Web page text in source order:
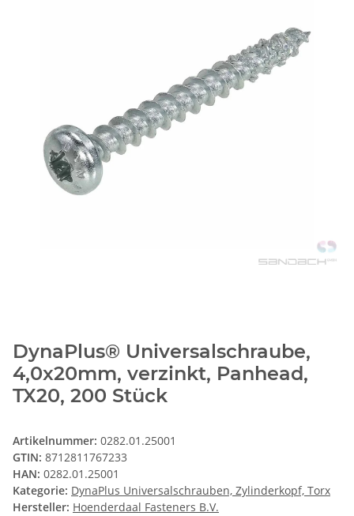
DynaPlus® Universalschraube,
4,0x20mm, verzinkt, Panhead,
TX20, 200 Stück
Artikelnummer: 0282.01.25001
GTIN: 8712811767233
HAN: 0282.01.25001
Kategorie: DynaPlus Universalschrauben, Zylinderkopf, Torx
Hersteller: Hoenderdaal Fasteners B.V.